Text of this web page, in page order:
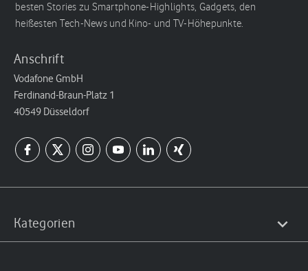
besten Stories zu Smartphone-Highlights, Gadgets, den
heißesten Tech-News und Kino- und TV-Höhepunkte.
Anschrift
Vodafone GmbH
Ferdinand-Braun-Platz 1
40549 Düsseldorf
Kategorien